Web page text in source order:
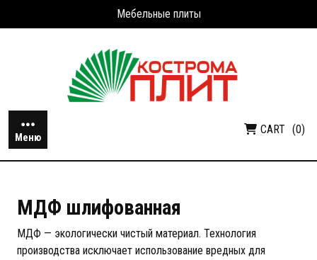
Мебельные плиты
Меню
CART (0)
МДФ шлифованная
МДФ — экологически чистый материал. Технология
производства исключает использование вредных для